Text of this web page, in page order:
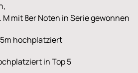
M mit 8er Noten in Serie gewonnen
hochplatziert
in Top 5